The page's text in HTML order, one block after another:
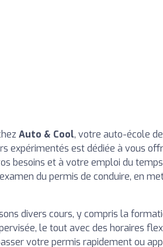
Auto & Cool, votre auto-école
expérimentés est dédiée à vous
besoins et à votre emploi du
du permis de conduire, en
divers cours, y compris la
le tout avec des horaires
votre permis rapidement ou